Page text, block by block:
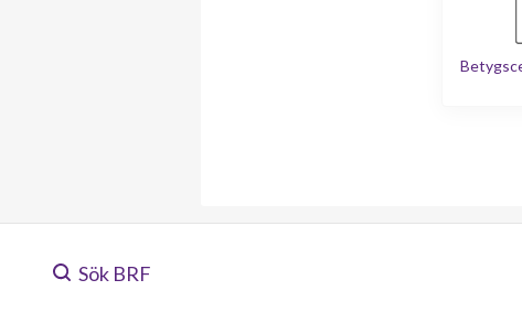
Sök BRF